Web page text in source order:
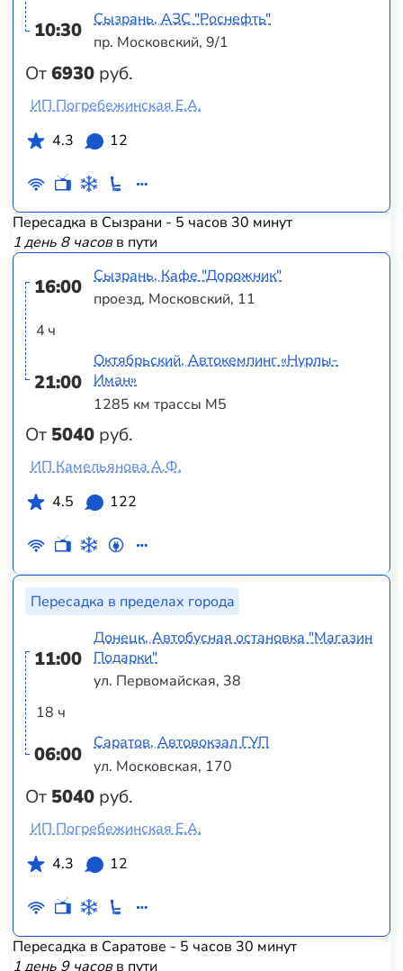
10:30
От6930 руб.
Сызрань, АЗС "Роснефть"
пр. Московский, 9/1
ИП Погребежинская Е.А.
4.3
12
Пересадка в Сызрани - 5 часов 30 минут
1 день 8 часовв пути
16:00
4 ч
21:00
От 5040 руб.
Сызрань, Кафе "Дорожник"
проезд, Московский, 11
Октябрьский, Автокемпинг «Нурлы-
Иман»
1285 км трассы М5
ИП Камельянова А.Ф.
4.5
122
Пересадка в пределах города
11:00
18 ч
06:00
От 5040 руб.
Донецк, Автобусная остановка "Магазин
Подарки"
ул. Первомайская, 38
Саратов, Автовокзал ГУП
ул. Московская, 170
ИП Погребежинская Е.А.
4.3
12
Пересадка в Саратове - 5 часов 30 минут
1 день 9 часовв пути